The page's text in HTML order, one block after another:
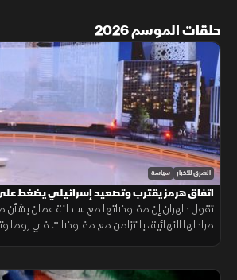
حلقات الموسم 2026
الشرق للأخبار سياسة
اتفاق هرمز يقترب وتصعيد إسرائيلي يضغط
تقول طهران إن مفاوضاتها مع سلطنة عمان
مراحلها النهائية، بالتزامن مع مفاوضات في